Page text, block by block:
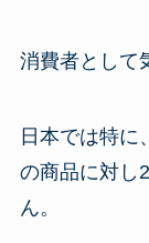
消費者として
日本では特に
の商品に対し
ん。